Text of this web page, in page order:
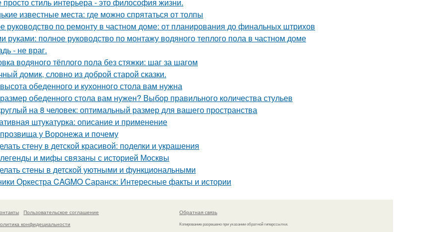
известные места: где можно спрятаться от толпы
руководство по ремонту в частном доме: от планирования до финальных штрихов
руками: полное руководство по монтажу водяного теплого пола в частном доме
- не враг.
водяного тёплого пола без стяжки: шаг за шагом
домик, словно из доброй старой сказки.
обеденного и кухонного стола вам нужна
обеденного стола вам нужен? Выбор правильного количества стульев
на 8 человек: оптимальный размер для вашего пространства
штукатурка: описание и применение
у Воронежа и почему
стену в детской красивой: поделки и украшения
и мифы связаны с историей Москвы
стены в детской уютными и функциональными
Оркестра CAGMO Саранск: Интересные факты и истории
Пользовательское соглашение
конфидециальности
Обратная связь
Копирование разрешено при указании обратной гиперссылки.